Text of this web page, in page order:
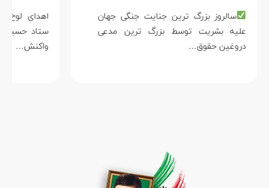
سالروز بزرگ ترین جنایت جنگی جهان
علیه بشریت توسط بزرگ ترین مدعی
دروغین حقوق…
واکنش…